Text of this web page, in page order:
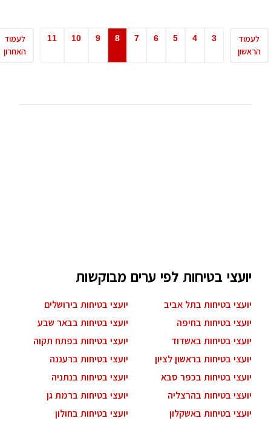
לעמוד
הראשון
3
4
5
6
7
8
9
10
11
לעמוד
האחרון
יועצי בטיחות לפי ערים מבוקשות
יועצי בטיחות בתל אביב
יועצי בטיחות בירושלים
יועצי בטיחות בחיפה
יועצי בטיחות בבאר שבע
יועצי בטיחות באשדוד
יועצי בטיחות בפתח תקוה
יועצי בטיחות בראשון לציון
יועצי בטיחות ברעננה
יועצי בטיחות בכפר סבא
יועצי בטיחות בנתניה
יועצי בטיחות בהרצליה
יועצי בטיחות ברמת גן
יועצי בטיחות באשקלון
יועצי בטיחות בחולון